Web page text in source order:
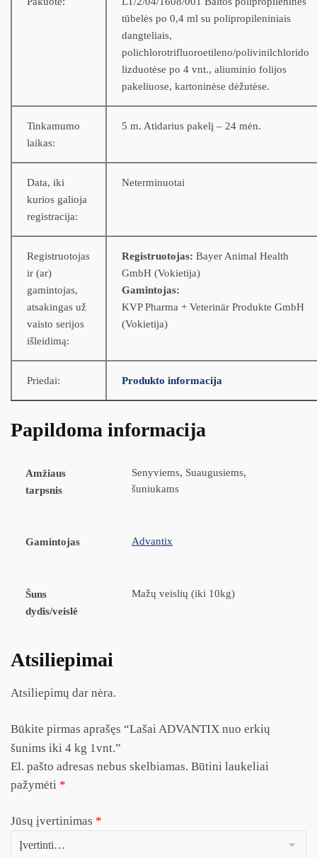
tūbelės po 0,4 ml su polipropileniniais
dangteliais,
polichlorotrifluoroetileno/polivinilchlorido
lizduotėse po 4 vnt., aliuminio folijos
pakeliuose, kartoninėse dėžutėse.
Tinkamumo
laikas:
5 m. Atidarius pakelį – 24 mėn.
Data, iki
kurios galioja
registracija:
Neterminuotai
Registruotojas
ir (ar)
gamintojas,
atsakingas už
vaisto serijos
išleidimą:
Registruotojas: Bayer Animal Health
GmbH (Vokietija)
Gamintojas:
KVP Pharma + Veterinär Produkte GmbH
(Vokietija)
Priedai: Produkto informacija
Papildoma informacija
Amžiaus
tarpsnis
Senyviems, Suaugusiems,
šuniukams
Gamintojas Advantix
Šuns
dydis/veislė
Mažų veislių (iki 10kg)
Atsiliepimai
Atsiliepimų dar nėra.
Būkite pirmas aprašęs “Lašai ADVANTIX nuo erkių
šunims iki 4 kg 1vnt.”
El. pašto adresas nebus skelbiamas. Būtini laukeliai
pažymėti *
Jūsų įvertinimas *